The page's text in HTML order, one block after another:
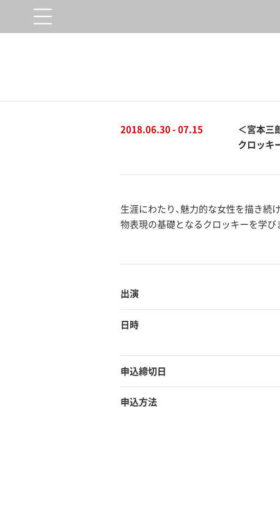
2018.06.30 - 07.15
＜宮本三
クロッキ
生涯にわたり、魅力的な女性を描き続
物表現の基礎となるクロッキーを学
出演
日時
申込締切日
申込方法